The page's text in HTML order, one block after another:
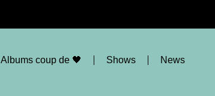
Albums coup de 🖤 Shows News